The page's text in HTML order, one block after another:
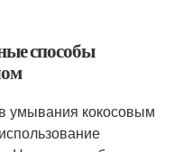
способы
умывания кокосовым